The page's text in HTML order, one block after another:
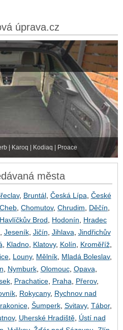
úprava.cz
| Karoq | Kodiaq | Proace
města
, Bruntál, Česká Lípa České
Cheb Chomutov, Chrudim Děčín
Havlíčkův Brod Hodonín
Hradec
Jeseník, Jičín Jihlava Jindřichův
Kladno, Klatovy, Kolín Kroměříž,
Louny, Mělník Mladá Boleslav,
Nymburk, Olomouc, Opava
, Prachatice, Praha Přerov,
Rokycany, Rychnov nad
, Šumperk, Svitavy, Tábor,
, Uherské Hradiště, Ústí nad